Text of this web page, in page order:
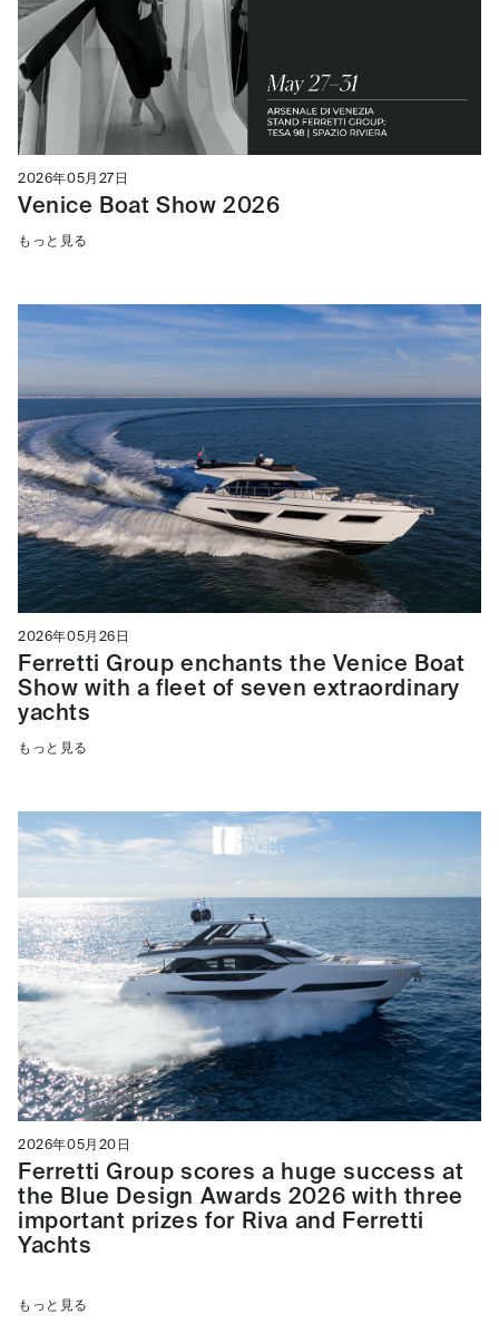
2026年05月27日
Venice Boat Show 2026
もっと見る
2026年05月26日
Ferretti Group enchants the Venice Boat
Show with a fleet of seven extraordinary
yachts
もっと見る
2026年05月20日
Ferretti Group scores a huge success at
the Blue Design Awards 2026 with three
important prizes for Riva and Ferretti
Yachts
もっと見る